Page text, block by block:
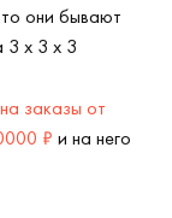
они бывают
3 х 3 х 3
заказы от
₽ и на него